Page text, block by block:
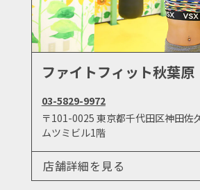
ファイトフィット秋葉原
03-5829-9972
〒101-0025 東京都千代田区神田
ムツミビル1階
店舗詳細を見る